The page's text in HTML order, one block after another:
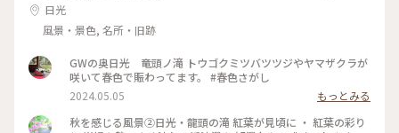
日光
風景・景色, 名所・旧跡
GWの奥日光 竜頭ノ滝 トウゴクミツバツツジやヤマザクラが
咲いて春色で賑わってます。 #春色さがし
2024.05.05
もっとみる
秋を感じる風景②日光・龍頭の滝 紅葉が見頃に ・ 紅葉の彩り